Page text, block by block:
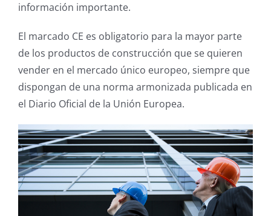
información importante.
El marcado CE es obligatorio para la mayor parte
de los productos de construcción que se quieren
vender en el mercado único europeo, siempre que
dispongan de una norma armonizada publicada en
el Diario Oficial de la Unión Europea.